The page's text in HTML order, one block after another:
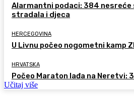
Alarmantni podaci: 384
stradala i djeca
HERCEGOVINA
U Livnu počeo nogometni kamp
HRVATSKA
Počeo Maraton lađa na Neretvi:
Učitaj više